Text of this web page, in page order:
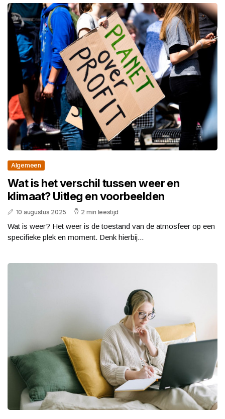
Algemeen
Wat is het verschil tussen weer en
klimaat? Uitleg en voorbeelden
10 augustus 2025 2 min leestijd
Wat is weer? Het weer is de toestand van de atmosfeer op een
specifieke plek en moment. Denk hierbij...